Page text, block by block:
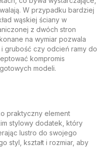
W przypadku bardziej
wąskiej ściany w
z dwóch stron
na wymiar pozwala
grubość czy odcień ramy do
kompromis
modeli.
praktyczny element
stylowy dodatek, który
lustro do swojego
styl, kształt i rozmiar, aby